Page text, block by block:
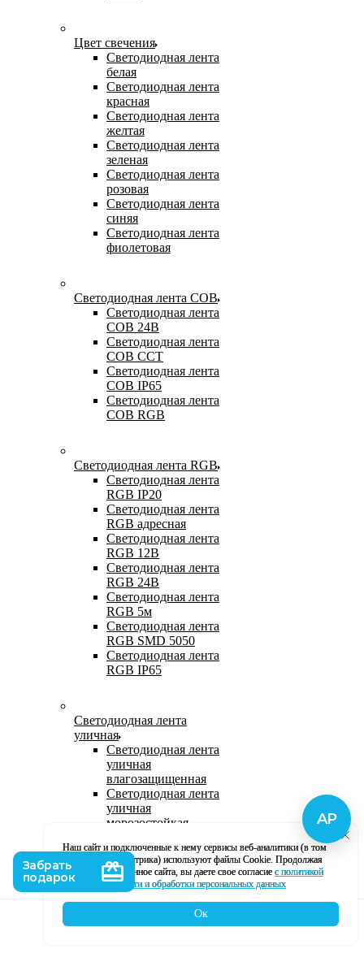
Цвет свечения
Светодиодная лента
белая
Светодиодная лента
красная
Светодиодная лента
желтая
Светодиодная лента
зеленая
Светодиодная лента
розовая
Светодиодная лента
синяя
Светодиодная лента
фиолетовая
Светодиодная лента COB
Светодиодная лента
COB 24В
Светодиодная лента
COB CCT
Светодиодная лента
COB IP65
Светодиодная лента
COB RGB
Светодиодная лента RGB
Светодиодная лента
RGB IP20
Светодиодная лента
RGB адресная
Светодиодная лента
RGB 12В
Светодиодная лента
RGB 24В
Светодиодная лента
RGB 5м
Светодиодная лента
RGB SMD 5050
Светодиодная лента
RGB IP65
Светодиодная лента
уличная
Светодиодная лента
уличная
влагозащищенная
Светодиодная лента
уличная
морозостойкая
светодиодная лента
220В
Светодиодная лента
уличная в силиконе
Наш сайт и подключенные к нему сервисы веб-аналитики (в том
числе, Яндекс Метрика) используют файлы Cookie. Продолжая
использование данное сайта, вы даете свое согласие с политикой
кофиденциальности и обработки персональных данных
Ок